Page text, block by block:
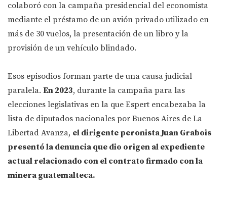
colaboró con la campaña presidencial del economista
mediante el préstamo de un avión privado utilizado en
más de 30 vuelos, la presentación de un libro y la
provisión de un vehículo blindado.
Esos episodios forman parte de una causa judicial
paralela. En 2023, durante la campaña para las
elecciones legislativas en la que Espert encabezaba la
lista de diputados nacionales por Buenos Aires de La
Libertad Avanza, el dirigente peronista Juan Grabois
presentó la denuncia que dio origen al expediente
actual relacionado con el contrato firmado con la
minera guatemalteca.